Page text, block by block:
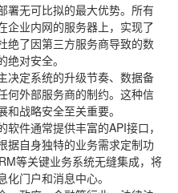
署无可比拟的最大优势。所有
企业内网的服务器上，实现了
绝了因第三方服务商导致的数
对安全。
决定系统的升级节奏、数据备
何外部服务商的制约。这种信
战略安全至关重要。
软件通常提供丰富的API接口，
据自身独特的业务需求定制功
等关键业务系统无缝集成，将
门户和消息中心。